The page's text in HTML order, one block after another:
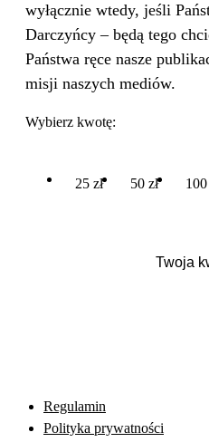
wyłącznie wtedy, jeśli
Darczyńcy – będą tego
Państwa ręce nasze
misji naszych mediów.
Wybierz kwotę:
25 zł 50 zł 100
Regulamin
Polityka prywatności